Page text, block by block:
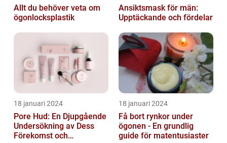
Allt du behöver veta om
ögonlocksplastik
Ansiktsmask för män:
Upptäckande och fördelar
18 januari 2024
Pore Hud: En Djupgående
Undersökning av Dess
Förekomst och
18 januari 2024
Få bort rynkor under
ögonen - En grundlig
guide för matentusiaster